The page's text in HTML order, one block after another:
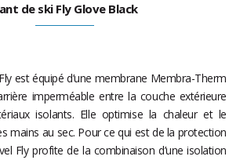
de ski Fly Glove Black
est équipé d’une membrane Membra-Therm
imperméable entre la couche extérieure
isolants. Elle optimise la chaleur et le
mains au sec. Pour ce qui est de la protection
Fly profite de la combinaison d’une isolation